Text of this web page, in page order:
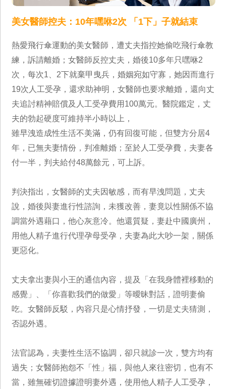
美女醫師控夫：10年嘿咻2次 「1下」子就結束
熱愛飛行傘運動的美女醫師，遭丈夫指控她偷吃飛行傘教
練，訴請離婚；女醫師反控丈夫，婚後10多年只嘿咻2
次，每次1、2下就棄甲曳兵，婚姻宛如守寡，她因而進行
19次人工受孕，還求助神明，女醫師也要求離婚，還向丈
夫追討精神賠償及人工受孕費用100萬元。醫院鑑定，丈
夫的勃起硬度可維持半小時以上，
雖早洩造成性生活不美滿，仍有回復可能，但雙方分居4
年，已無夫妻情份，判准離婚；至於人工受孕費，夫妻各
付一半，判夫給付48萬餘元，可上訴。
判決指出，女醫師的丈夫因敏感，而有早洩問題，丈夫
說，婚後與妻進行性諮詢，未獲改善，妻竟以性關係不協
調當外遇藉口，他心灰意冷。他還質疑，妻赴中國廣州，
用他人精子進行代理孕母受孕，夫妻為此大吵一架，關係
更惡化。
丈夫拿出妻與小王的通信內容，提及「在我身體裡移動的
感覺」、「你喜歡我們的做愛」等曖昧對話，證明妻偷
吃。女醫師反駁，內容只是心情抒發，一切是丈夫猜測，
否認外遇。
法官認為，夫妻性生活不協調，卻只就診一次，雙方均有
過失；女醫師抱怨不「性」福，與他人來往密切，也有不
當，雖無確切證據證明妻外遇，使用他人精子人工受孕，